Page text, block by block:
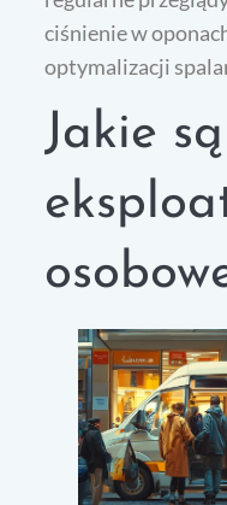
ciśnienie w
optymalizacji
Jakie